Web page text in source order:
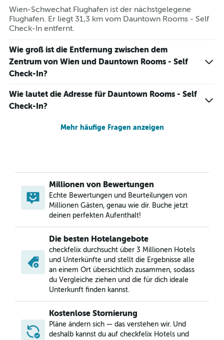
Wien-Schwechat Flughafen ist der nächstgelegene
Flughafen. Er liegt 31,3 km vom Dauntown Rooms - Self
Check-In entfernt.
Wie groß ist die Entfernung zwischen dem
Zentrum von Wien und Dauntown Rooms - Self
Check-In?
Wie lautet die Adresse für Dauntown Rooms - Self
Check-In?
Mehr häufige Fragen anzeigen
Millionen von Bewertungen
Echte Bewertungen und Beurteilungen von
Millionen Gästen, genau wie dir. Buche jetzt
deinen perfekten Aufenthalt!
Die besten Hotelangebote
checkfelix durchsucht über 3 Millionen Hotels
und Unterkünfte und stellt die Ergebnisse alle
an einem Ort übersichtlich zusammen, sodass
du Vergleiche ziehen und die für dich ideale
Unterkunft finden kannst.
Kostenlose Stornierung
Pläne ändern sich — das verstehen wir. Und
deshalb kannst du auf checkfelix Hotels und